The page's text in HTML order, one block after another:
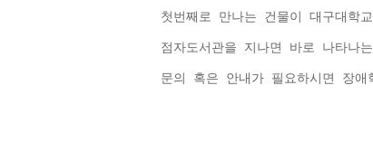
첫번째로 만나는 건물이 대구대학
점자도서관을 지나면 바로 나타나
문의 혹은 안내가 필요하시면 장